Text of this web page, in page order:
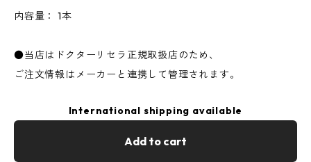
内容量： 1本
●当店はドクターリセラ正規取扱店のため、
ご注文情報はメーカーと連携して管理されます。
International shipping available
Add to cart